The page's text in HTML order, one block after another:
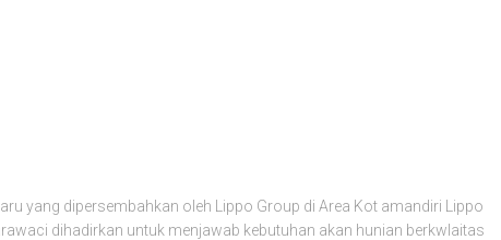
yang dipersembahkan oleh Lippo Group di Area Kot amandiri Lippo
dihadirkan untuk menjawab kebutuhan akan hunian berkwlaitas